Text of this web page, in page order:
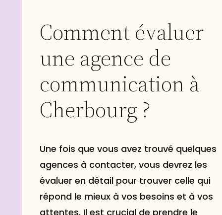
Comment évaluer
une agence de
communication à
Cherbourg ?
Une fois que vous avez trouvé quelques
agences à contacter, vous devrez les
évaluer en détail pour trouver celle qui
répond le mieux à vos besoins et à vos
attentes. Il est crucial de prendre le